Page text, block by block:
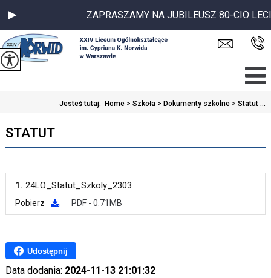
ZAPRASZAMY NA JUBILEUSZ 80-CIO
Jesteś tutaj: Home > Szkoła > Dokumenty szkolne > Statut ...
STATUT
1. 24LO_Statut_Szkoly_2303
Pobierz PDF - 0.71MB
Udostępnij
Data dodania: 2024-11-13 21:01:32